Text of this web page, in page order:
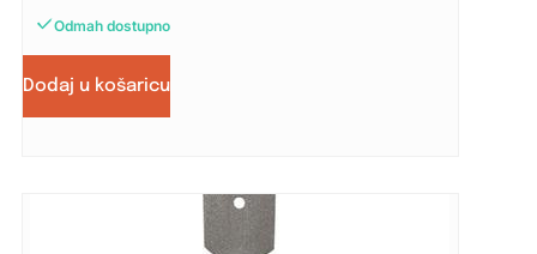
Odmah dostupno
Dodaj u košaricu